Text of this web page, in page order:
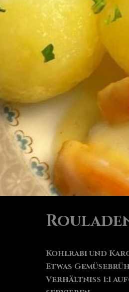
Kohlrabi und
Etwas
Verhältniss 1:1